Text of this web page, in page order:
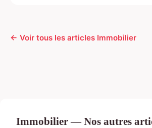
← Voir tous les articles Immobilier
Immobilier — Nos autres